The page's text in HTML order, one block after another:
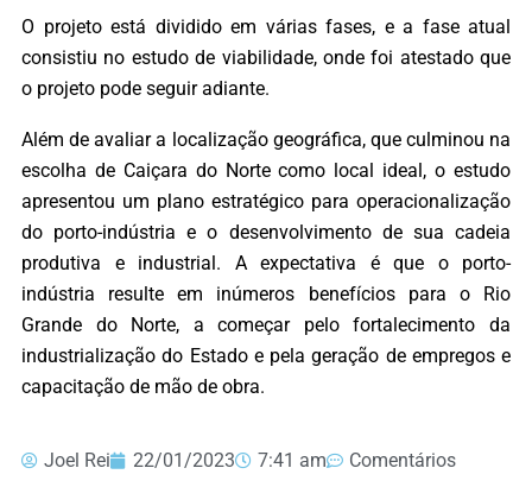
O projeto está dividido em várias fases, e a fase atual
consistiu no estudo de viabilidade, onde foi atestado que
o projeto pode seguir adiante.
Além de avaliar a localização geográfica, que culminou na
escolha de Caiçara do Norte como local ideal, o estudo
apresentou um plano estratégico para operacionalização
do porto-indústria e o desenvolvimento de sua cadeia
produtiva e industrial. A expectativa é que o porto-
indústria resulte em inúmeros benefícios para o Rio
Grande do Norte, a começar pelo fortalecimento da
industrialização do Estado e pela geração de empregos e
capacitação de mão de obra.
Joel Rei 22/01/2023 7:41 am Comentários